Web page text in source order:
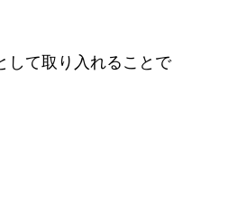
して取り入れることで